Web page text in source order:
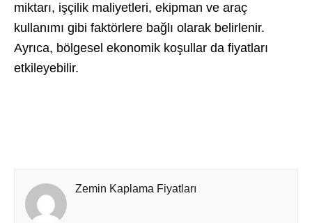
miktarı, işçilik maliyetleri, ekipman ve araç
kullanımı gibi faktörlere bağlı olarak belirlenir.
Ayrıca, bölgesel ekonomik koşullar da fiyatları
etkileyebilir.
Zemin Kaplama Fiyatları